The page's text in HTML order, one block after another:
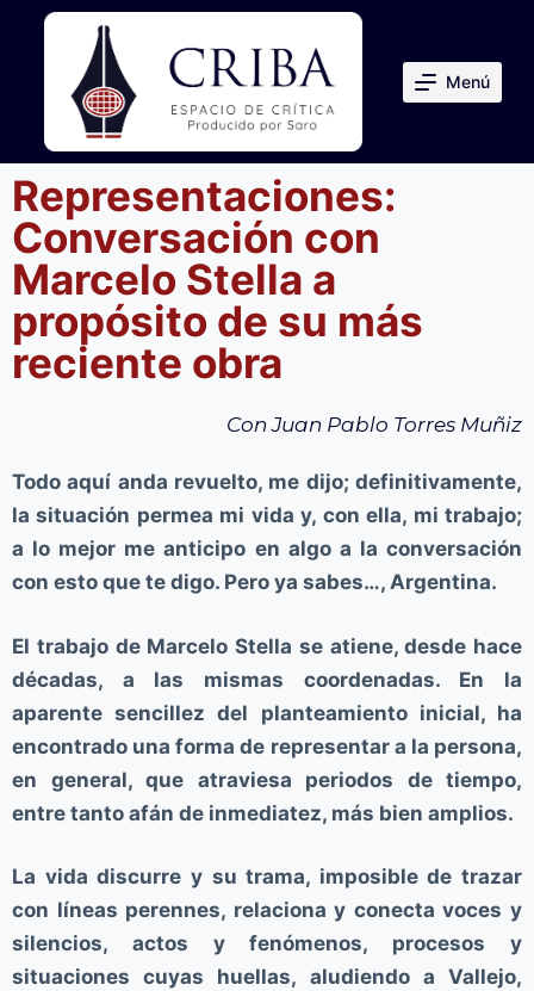
a
r
a
l
c
o
n
i
d
o
Menú
Representaciones:
Conversación con
Marcelo Stella a
propósito de su más
reciente obra
Con Juan Pablo Torres Muñiz
Todo aquí anda revuelto, me dijo; definitivamente,
la situación permea mi vida y, con ella, mi trabajo;
a lo mejor me anticipo en algo a la conversación
con esto que te digo. Pero ya sabes…, Argentina.
El trabajo de Marcelo Stella se atiene, desde hace
décadas, a las mismas coordenadas. En la
aparente sencillez del planteamiento inicial, ha
encontrado una forma de representar a la persona,
en general, que atraviesa periodos de tiempo,
entre tanto afán de inmediatez, más bien amplios.
La vida discurre y su trama, imposible de trazar
con líneas perennes, relaciona y conecta voces y
silencios, actos y fenómenos, procesos y
situaciones cuyas huellas, aludiendo a Vallejo,